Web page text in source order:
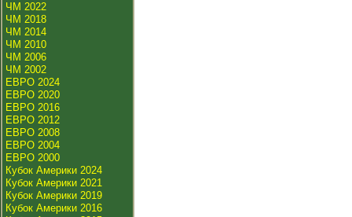
ЧМ 2022
ЧМ 2018
ЧМ 2014
ЧМ 2010
ЧМ 2006
ЧМ 2002
ЕВРО 2024
ЕВРО 2020
ЕВРО 2016
ЕВРО 2012
ЕВРО 2008
ЕВРО 2004
ЕВРО 2000
Кубок Америки 2024
Кубок Америки 2021
Кубок Америки 2019
Кубок Америки 2016